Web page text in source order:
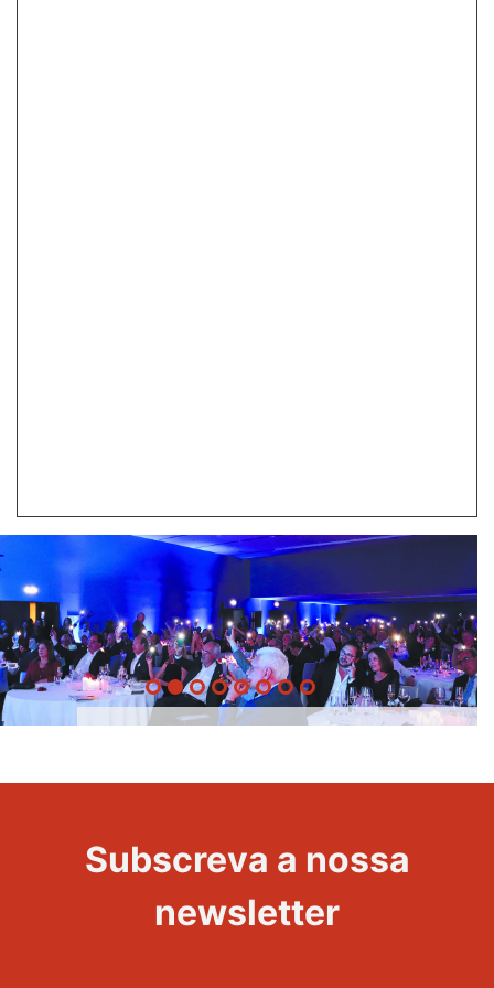
Evento
Maravilhas
Subscreva a nossa
newsletter